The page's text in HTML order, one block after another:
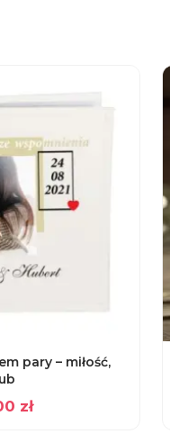
pary – miłość,
zł